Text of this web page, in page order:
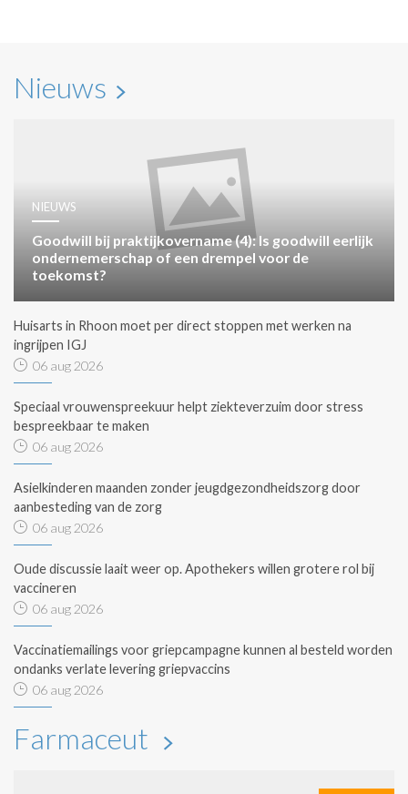
Nieuws
NIEUWS
Goodwill bij praktijkovername (4): Is goodwill eerlijk
ondernemerschap of een drempel voor de
toekomst?
Huisarts in Rhoon moet per direct stoppen met werken na
ingrijpen IGJ
06 aug 2026
Speciaal vrouwenspreekuur helpt ziekteverzuim door stress
bespreekbaar te maken
06 aug 2026
Asielkinderen maanden zonder jeugdgezondheidszorg door
aanbesteding van de zorg
06 aug 2026
Oude discussie laait weer op. Apothekers willen grotere rol bij
vaccineren
06 aug 2026
Vaccinatiemailings voor griepcampagne kunnen al besteld worden
ondanks verlate levering griepvaccins
06 aug 2026
Farmaceut